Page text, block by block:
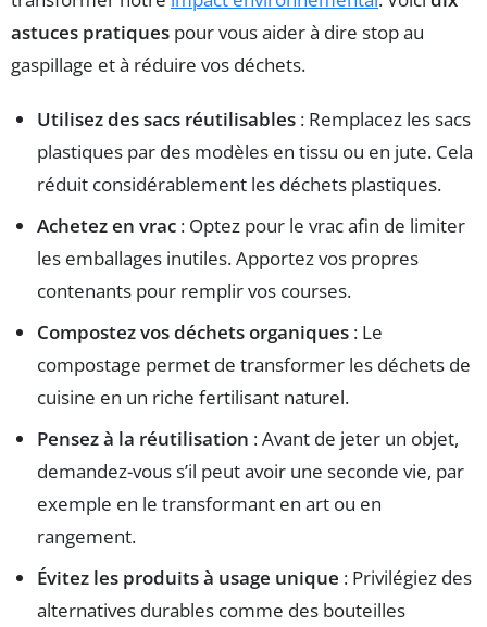
astuces pratiques pour vous aider à dire stop au
gaspillage et à réduire vos déchets.
Utilisez des sacs réutilisables : Remplacez les sacs
plastiques par des modèles en tissu ou en jute. Cela
réduit considérablement les déchets plastiques.
Achetez en vrac : Optez pour le vrac afin de limiter
les emballages inutiles. Apportez vos propres
contenants pour remplir vos courses.
Compostez vos déchets organiques : Le
compostage permet de transformer les déchets de
cuisine en un riche fertilisant naturel.
Pensez à la réutilisation : Avant de jeter un objet,
demandez-vous s’il peut avoir une seconde vie, par
exemple en le transformant en art ou en
rangement.
Évitez les produits à usage unique : Privilégiez des
alternatives durables comme des bouteilles